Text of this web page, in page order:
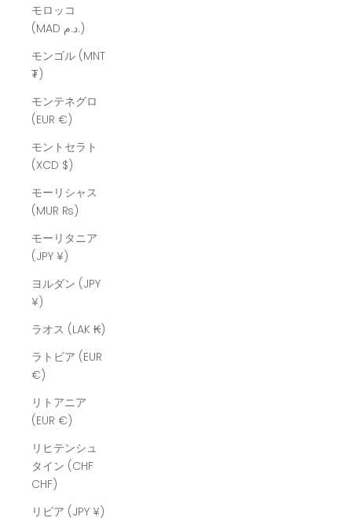
モロッコ
(MAD د.م.)
モンゴル (MNT
₮)
モンテネグロ
(EUR €)
モントセラト
(XCD $)
モーリシャス
(MUR ₨)
モーリタニア
(JPY ¥)
ヨルダン (JPY
¥)
ラオス (LAK ₭)
ラトビア (EUR
€)
リトアニア
(EUR €)
リヒテンシュ
タイン (CHF
CHF)
リビア (JPY ¥)